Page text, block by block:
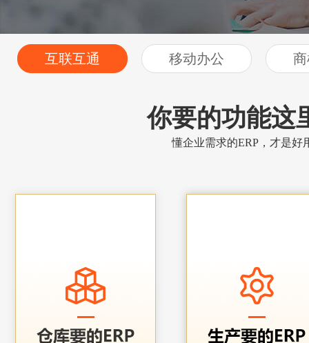
互联互通 移动办公
你要的功能这
懂企业需求的ERP，才是好